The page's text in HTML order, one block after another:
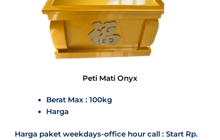
Peti Mati Onyx
Berat Max : 100kg
Harga
Harga paket weekdays-office hour call : Start Rp.